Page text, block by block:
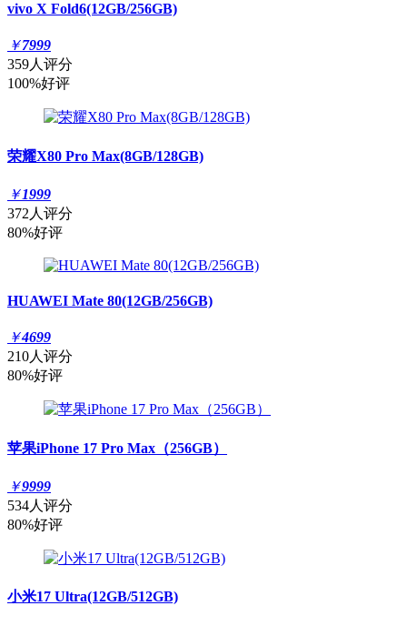
vivo X Fold6(12GB/256GB)
￥7999
359人评分
100%好评
荣耀X80 Pro Max(8GB/128GB)
￥1999
372人评分
80%好评
HUAWEI Mate 80(12GB/256GB)
￥4699
210人评分
80%好评
苹果iPhone 17 Pro Max（256GB）
￥9999
534人评分
80%好评
小米17 Ultra(12GB/512GB)